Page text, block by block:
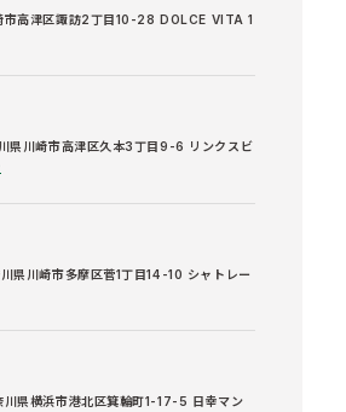
高津区諏訪2丁目10-28 DOLCE VITA 1
県川崎市高津区久本3丁目9-6 リンクスビ
県川崎市多摩区菅1丁目14-10 シャトレー
県横浜市港北区箕輪町1-17-5 日幸マン